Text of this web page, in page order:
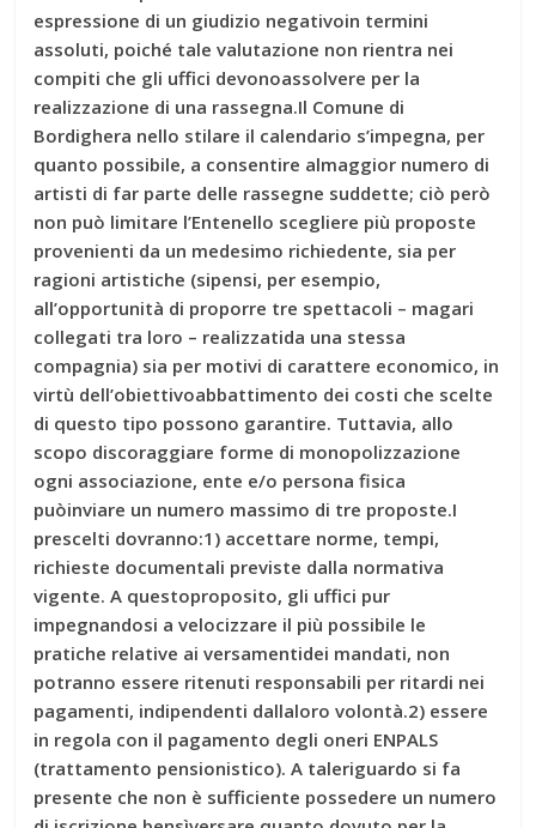
espressione di un giudizio negativoin termini
assoluti, poiché tale valutazione non rientra nei
compiti che gli uffici devonoassolvere per la
realizzazione di una rassegna.Il Comune di
Bordighera nello stilare il calendario s’impegna, per
quanto possibile, a consentire almaggior numero di
artisti di far parte delle rassegne suddette; ciò però
non può limitare l’Entenello scegliere più proposte
provenienti da un medesimo richiedente, sia per
ragioni artistiche (sipensi, per esempio,
all’opportunità di proporre tre spettacoli – magari
collegati tra loro – realizzatida una stessa
compagnia) sia per motivi di carattere economico, in
virtù dell’obiettivoabbattimento dei costi che scelte
di questo tipo possono garantire. Tuttavia, allo
scopo discoraggiare forme di monopolizzazione
ogni associazione, ente e/o persona fisica
puòinviare un numero massimo di tre proposte.I
prescelti dovranno:1) accettare norme, tempi,
richieste documentali previste dalla normativa
vigente. A questoproposito, gli uffici pur
impegnandosi a velocizzare il più possibile le
pratiche relative ai versamentidei mandati, non
potranno essere ritenuti responsabili per ritardi nei
pagamenti, indipendenti dallaloro volontà.2) essere
in regola con il pagamento degli oneri ENPALS
(trattamento pensionistico). A taleriguardo si fa
presente che non è sufficiente possedere un numero